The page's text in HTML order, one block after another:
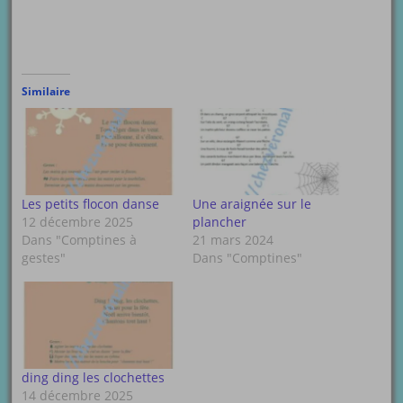
Similaire
Les petits flocon danse
12 décembre 2025
Dans "Comptines à
gestes"
Une araignée sur le
plancher
21 mars 2024
Dans "Comptines"
ding ding les clochettes
14 décembre 2025